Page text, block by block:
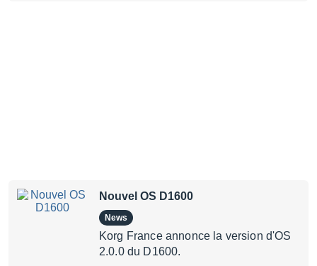
Nouvel OS D1600
News
Korg France annonce la version d'OS
2.0.0 du D1600.